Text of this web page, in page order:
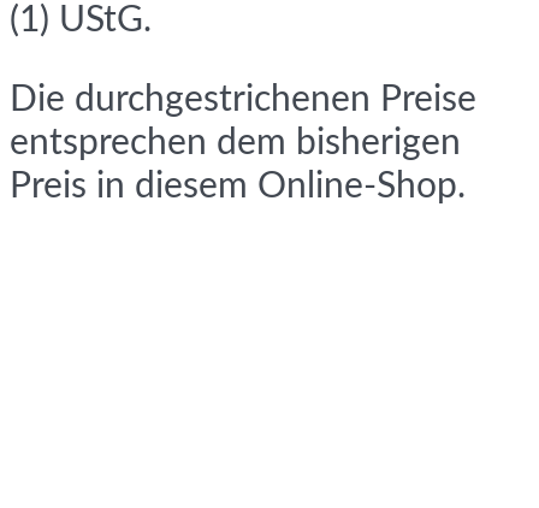
(1) UStG.
Die durchgestrichenen Preise
entsprechen dem bisherigen
Preis in diesem Online-Shop.